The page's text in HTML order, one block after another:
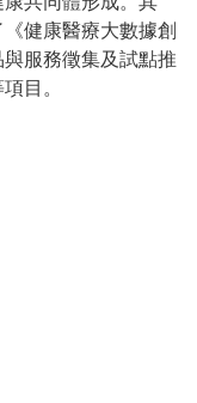
健康醫療大數據創
服務徵集及試點推
目。